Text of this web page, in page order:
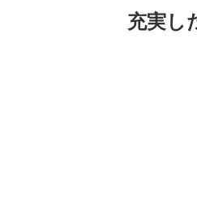
充実し